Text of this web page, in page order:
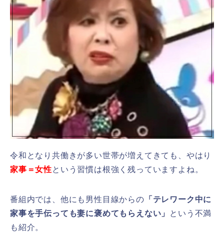
令和となり共働きが多い世帯が増えてきても、やはり
家事＝女性という習慣は根強く残っていますよね。
番組内では、他にも男性目線からの 「テレワーク中に
家事を手伝っても妻に褒めてもらえない」
という不満
も紹介。